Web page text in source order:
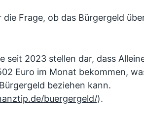
die Frage, ob das Bürgergeld
seit 2023 stellen dar, dass
Euro im Monat bekommen,
beziehen kann.
buergergeld/).